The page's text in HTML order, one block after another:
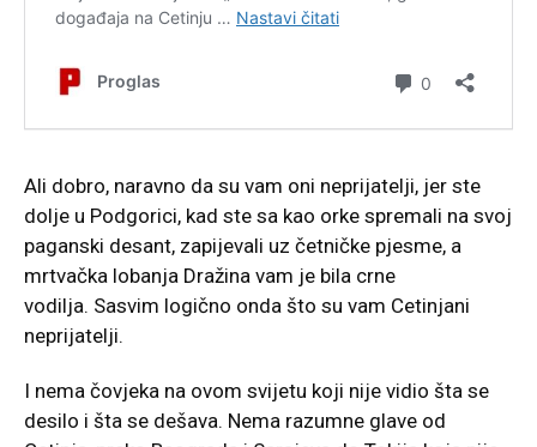
Ali dobro, naravno da su vam oni neprijatelji, jer ste
dolje u Podgorici, kad ste sa kao orke spremali na svoj
paganski desant, zapijevali uz četničke pjesme, a
mrtvačka lobanja Dražina vam je bila crne
vodilja. Sasvim logično onda što su vam Cetinjani
neprijatelji.
I nema čovjeka na ovom svijetu koji nije vidio šta se
desilo i šta se dešava. Nema razumne glave od